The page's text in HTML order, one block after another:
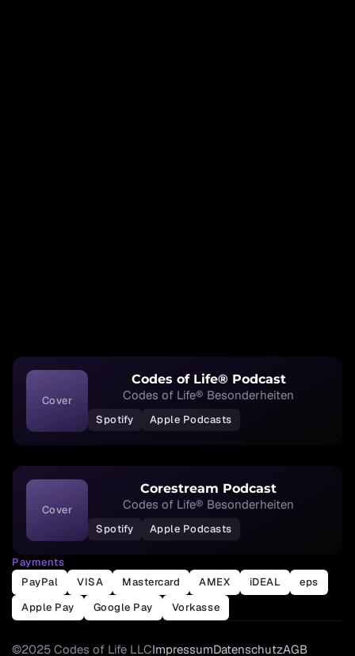
Cover
Codes of Life® Podcast
Codes of Life® Besonderheiten
Spotify Apple Podcasts
Cover
Corestream Podcast
Codes of Life® Besonderheiten
Spotify Apple Podcasts
Payments
PayPal
VISA Mastercard AMEX iDEAL
eps
Apple Pay
Google Pay Vorkasse
©2025 Codes of Life LLCImpressumDatenschutzAGB